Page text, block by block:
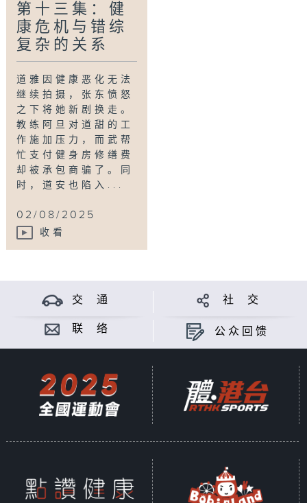
第十三集：健
康危机与错综
复杂的关系
道雅因健康恶化无法
继续拍摄，张东愤怒
之下将她新剧换走。
教练阿旦对道甜的工
作施加压力，而武帮
忙支付健身房修缮费
却被承包商骗了。同
时，道安也陷入...
02/08/2025
收看
交 通 社 交
联 络 公众回馈